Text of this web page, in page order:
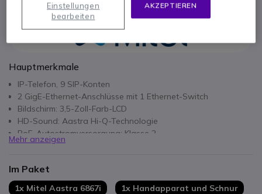
Hauptmerkmale
IP-Telefon, 9 SIP-Konten
2 GigE-Ethernet-Anschlüsse mit 1 Ethernet-Switch
Bildschirm: 3,5-Zoll-Farb-LCD
HD-Sound: Aastra Hi-Q-Technologie
PoE-Autostromversorgung: Klasse 2
XML-Fähigkeiten, um Ihre Anwendungen anzupassen
10 programmierbare Tasten
Navigationspfeil mit Select/OK-Tasten
Mehr anzeigen
Im Paket
1x Mitel Aastra 6867i
1x Handapparat und Schnur
AKZEPTIEREN
Einstellungen
bearbeiten